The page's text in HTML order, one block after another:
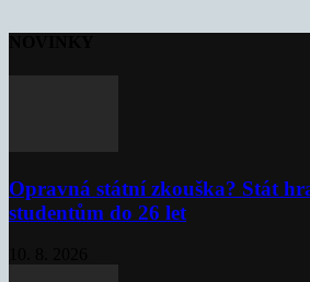
Opravná státní zkouška? Stát
studentům do 26 let